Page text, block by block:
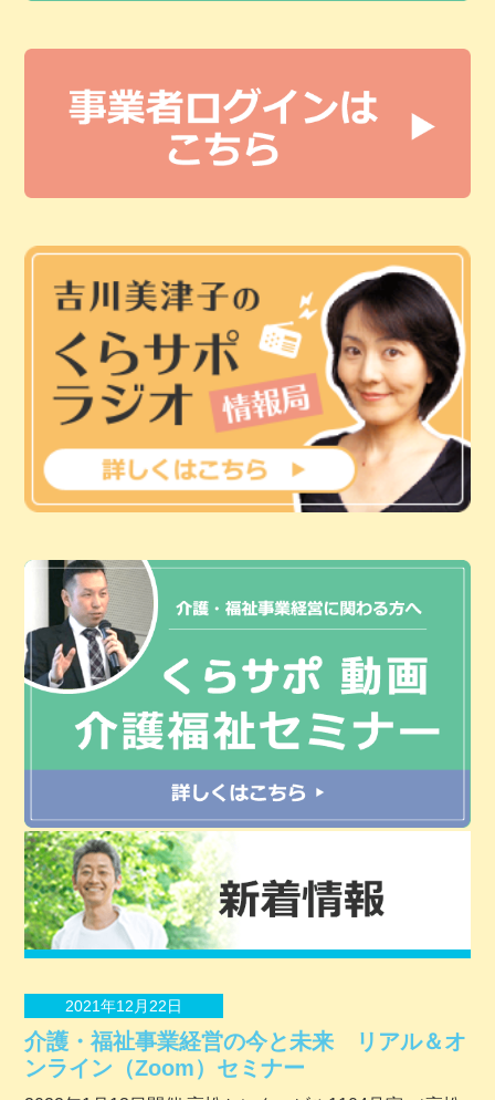
2021年12月22日
介護・福祉事業経営の今と未来 リアル＆オ
ンライン（Zoom）セミナー